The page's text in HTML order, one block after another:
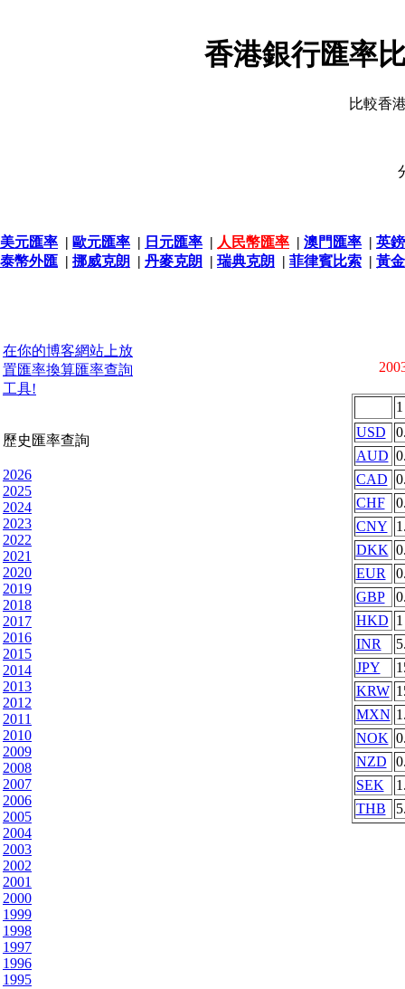
香港銀行匯率
比較香
美元匯率 | 歐元匯率 | 日元匯率 | 人民幣匯率 | 澳門匯率 | 英
泰幣外匯 | 挪威克朗 | 丹麥克朗 | 瑞典克朗 | 菲律賓比索 | 黃
在你的博客網站上放
置匯率換算匯率查詢
工具!
歷史匯率查詢
2026
2025
2024
2023
2022
2021
2020
2019
2018
2017
2016
2015
2014
2013
2012
2011
2010
2009
2008
2007
2006
2005
2004
2003
2002
2001
2000
1999
1998
1997
1996
1995
USD
AUD
CAD
CHF
CNY
DKK
EUR
GBP
HKD 1
INR
JPY
KRW
MXN
NOK
NZD
SEK
THB